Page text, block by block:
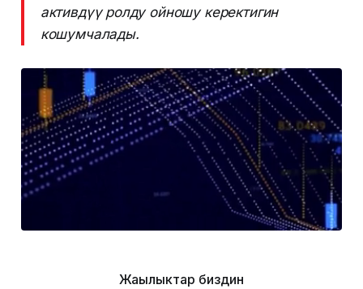
активдүү ролду ойношу керектигин
кошумчалады.
Жаңылыктар биздин